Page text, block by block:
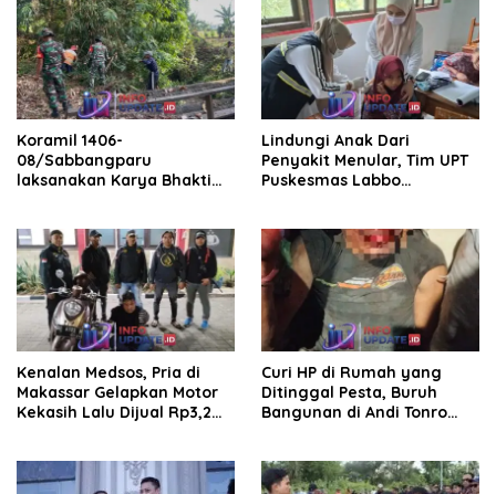
Koramil 1406-
08/Sabbangparu
laksanakan Karya Bhakti
Lindungi Anak Dari
Penyakit Menular, Tim UPT
Puskesmas Labbo
Kenalan Medsos, Pria di
Makassar Gelapkan Motor
Kekasih Lalu Dijual Rp3,2
Curi HP di Rumah yang
Ditinggal Pesta, Buruh
Bangunan di Andi Tonro